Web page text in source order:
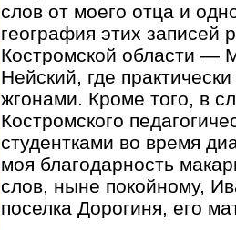
слов от моего отца и
география этих записей
Костромской области —
Нейский, где
жгонами. Кроме того, в
Костромского
студентками во время
моя благодарность
слов, ныне покойному,
поселка Дорогиня, его